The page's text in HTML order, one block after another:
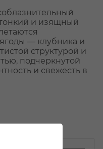
и изящный
— клубника и
структурой и
подчеркнутой
и свежесть в